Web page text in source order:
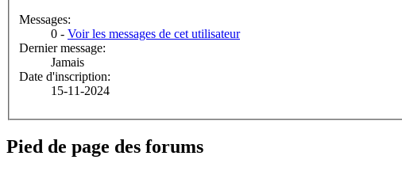
Messages:
0 - Voir les messages de cet utilisateur
Dernier message:
Jamais
Date d'inscription:
15-11-2024
Pied de page des forums